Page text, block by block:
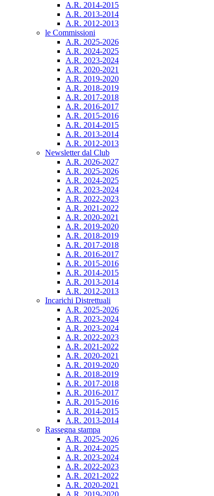
A.R. 2014-2015
A.R. 2013-2014
A.R. 2012-2013
le Commissioni
A.R. 2025-2026
A.R. 2024-2025
A.R. 2023-2024
A.R. 2020-2021
A.R. 2019-2020
A.R. 2018-2019
A.R. 2017-2018
A.R. 2016-2017
A.R. 2015-2016
A.R. 2014-2015
A.R. 2013-2014
A.R. 2012-2013
Newsletter dal Club
A.R. 2026-2027
A.R. 2025-2026
A.R. 2024-2025
A.R. 2023-2024
A.R. 2022-2023
A.R. 2021-2022
A.R. 2020-2021
A.R. 2019-2020
A.R. 2018-2019
A.R. 2017-2018
A.R. 2016-2017
A.R. 2015-2016
A.R. 2014-2015
A.R. 2013-2014
A.R. 2012-2013
Incarichi Distrettuali
A.R. 2025-2026
A.R. 2023-2024
A.R. 2023-2024
A.R. 2022-2023
A.R. 2021-2022
A.R. 2020-2021
A.R. 2019-2020
A.R. 2018-2019
A.R. 2017-2018
A.R. 2016-2017
A.R. 2015-2016
A.R. 2014-2015
A.R. 2013-2014
Rassegna stampa
A.R. 2025-2026
A.R. 2024-2025
A.R. 2023-2024
A.R. 2022-2023
A.R. 2021-2022
A.R. 2020-2021